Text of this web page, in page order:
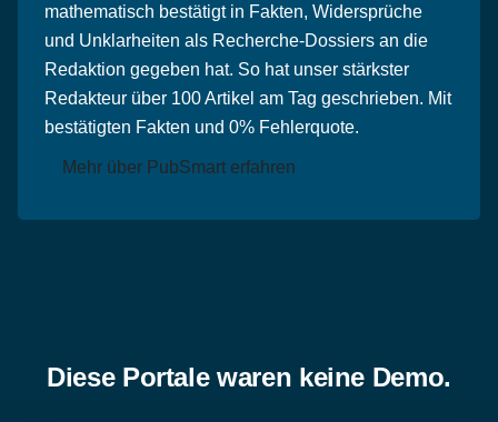
mathematisch bestätigt in Fakten, Widersprüche
und Unklarheiten als Recherche-Dossiers an die
Redaktion gegeben hat. So hat unser stärkster
Redakteur über 100 Artikel am Tag geschrieben. Mit
bestätigten Fakten und 0% Fehlerquote.
Mehr über PubSmart erfahren
Diese Portale waren keine Demo.